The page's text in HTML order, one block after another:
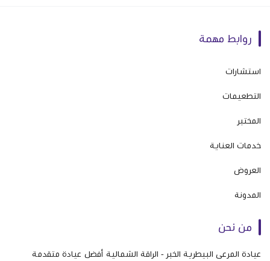
روابط مهمة
استشارات
التطعيمات
المختبر
خدمات العناية
العروض
المدونة
من نحن
عيادة المرعى البيطرية الخبر - الراقة الشمالية أفضل عيادة متقدمة